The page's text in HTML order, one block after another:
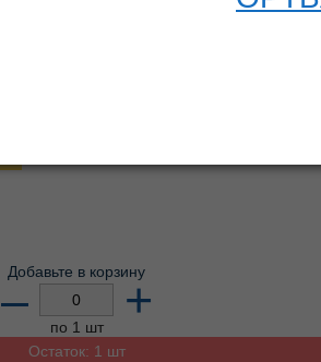
Добавьте в корзину
– +
по 1 шт
Остаток: 1 шт